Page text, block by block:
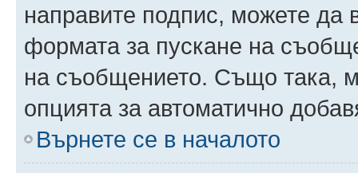
направите подпис, можете да
формата за пускане на
на съобщението. Също така,
опцията за автоматично
Върнете се в началото